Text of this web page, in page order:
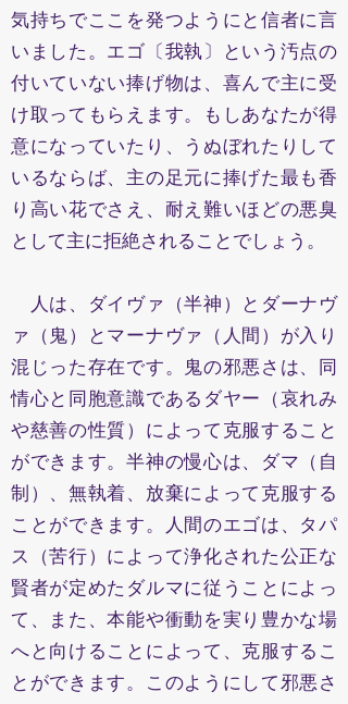
気持ちでここを発つようにと信者に言
いました。エゴ〔我執〕という汚点の
付いていない捧げ物は、喜んで主に受
け取ってもらえます。もしあなたが得
意になっていたり、うぬぼれたりして
いるならば、主の足元に捧げた最も香
り高い花でさえ、耐え難いほどの悪臭
として主に拒絶されることでしょう。
人は、ダイヴァ（半神）とダーナヴ
ァ（鬼）とマーナヴァ（人間）が入り
混じった存在です。鬼の邪悪さは、同
情心と同胞意識であるダヤー（哀れみ
や慈善の性質）によって克服すること
ができます。半神の慢心は、ダマ（自
制）、無執着、放棄によって克服する
ことができます。人間のエゴは、タパ
ス（苦行）によって浄化された公正な
賢者が定めたダルマに従うことによっ
て、また、本能や衝動を実り豊かな場
へと向けることによって、克服するこ
とができます。このようにして邪悪さ